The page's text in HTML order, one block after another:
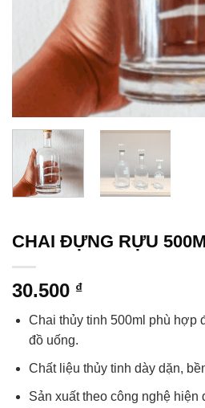
CHAI ĐỰNG RỰU
30.500 ₫
Chai thủy tinh 500ml phù hợp
đồ uống.
Chất liệu thủy tinh dày dặn,
Sản xuất theo công nghệ hiện